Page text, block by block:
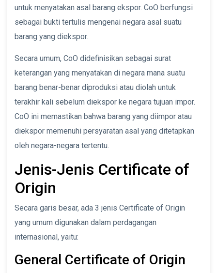
untuk menyatakan asal barang ekspor. CoO berfungsi
sebagai bukti tertulis mengenai negara asal suatu
barang yang diekspor.
Secara umum, CoO didefinisikan sebagai surat
keterangan yang menyatakan di negara mana suatu
barang benar-benar diproduksi atau diolah untuk
terakhir kali sebelum diekspor ke negara tujuan impor.
CoO ini memastikan bahwa barang yang diimpor atau
diekspor memenuhi persyaratan asal yang ditetapkan
oleh negara-negara tertentu.
Jenis-Jenis Certificate of
Origin
Secara garis besar, ada 3 jenis Certificate of Origin
yang umum digunakan dalam perdagangan
internasional, yaitu:
General Certificate of Origin